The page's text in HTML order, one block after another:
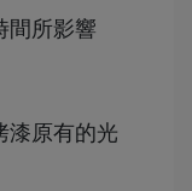
間所影響
漆原有的光